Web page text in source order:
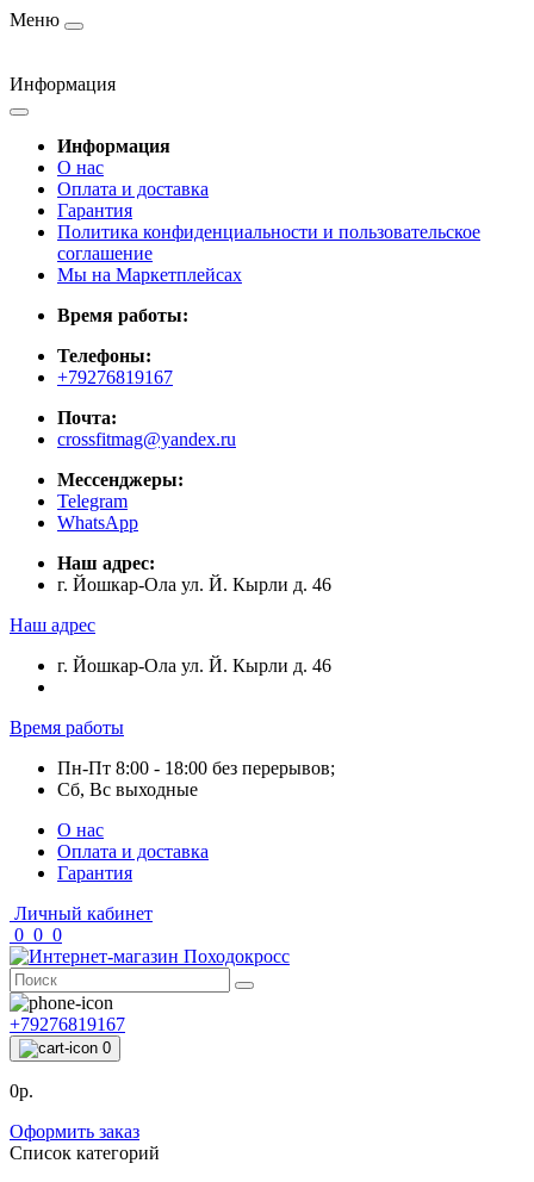
Меню
Информация
Информация
О нас
Оплата и доставка
Гарантия
Политика конфиденциальности и пользовательское
соглашение
Мы на Маркетплейсах
Время работы:
Телефоны:
+79276819167
Почта:
crossfitmag@yandex.ru
Мессенджеры:
Telegram
WhatsApp
Наш адрес:
г. Йошкар-Ола ул. Й. Кырли д. 46
Наш адрес
г. Йошкар-Ола ул. Й. Кырли д. 46
Время работы
Пн-Пт 8:00 - 18:00 без перерывов;
Сб, Вс выходные
О нас
Оплата и доставка
Гарантия
Личный кабинет
0 0 0
+79276819167
0
0р.
Оформить заказ
Список категорий